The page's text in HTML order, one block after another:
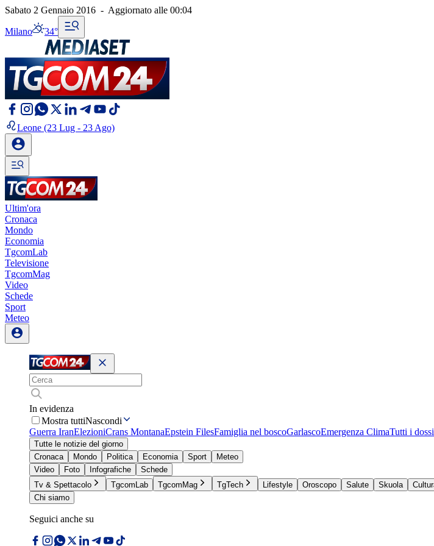
Sabato 2 Gennaio 2016 - Aggiornato alle 00:04
Milano 34°
Leone (23 Lug - 23 Ago)
Ultim'ora
Cronaca
Mondo
Economia
TgcomLab
Televisione
TgcomMag
Video
Schede
Sport
Meteo
In evidenza
Mostra tuttiNascondi
Guerra IranElezioniCrans MontanaEpstein FilesFamiglia nel boscoGarlascoEmergenza ClimaTutti i
Tutte le notizie del giorno
Cronaca
Mondo Politica Economia Sport
Meteo
Video
Foto Infografiche
Schede
Tv & Spettacolo
TgcomLab TgcomMag TgTech Lifestyle Oroscopo Salute Skuola
Chi siamo
Seguici anche su